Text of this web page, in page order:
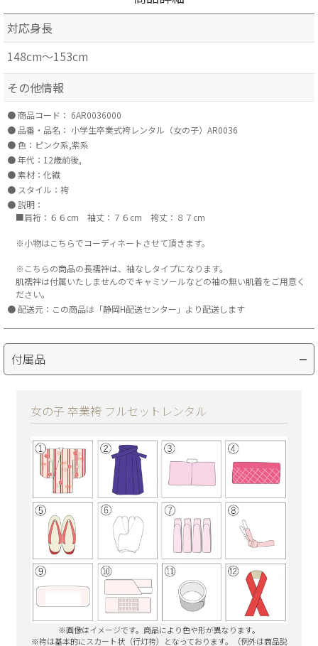
対応身長
148cm～153cm
その他情報
商品コード： 6AR0036000
品番・品名： 小学生卒業式袴レンタル（女の子）AR0036
色：ピンク系,紫系
年代：12歳前後,
素材：化繊
スタイル：袴
説明：
■肩裄：６６cm 袖丈：７６cm 袴丈：８７cm
※小物はこちらでコーディネートさせて頂きます。
※こちらの商品の長襦袢は、袖なしタイプになります。
肌襦袢は付属いたしませんのでキャミソールなどの袖の無い肌着をご用意く
ださい。
配送元：この商品は「静岡H配送センター」より配送します
付属品
女の子 卒業袴 フルセットレンタル
※画像はイメージです。商品により色や形が異なります。
※袴は基本的にスカート状（行灯袴）となっております。（例外は商品説